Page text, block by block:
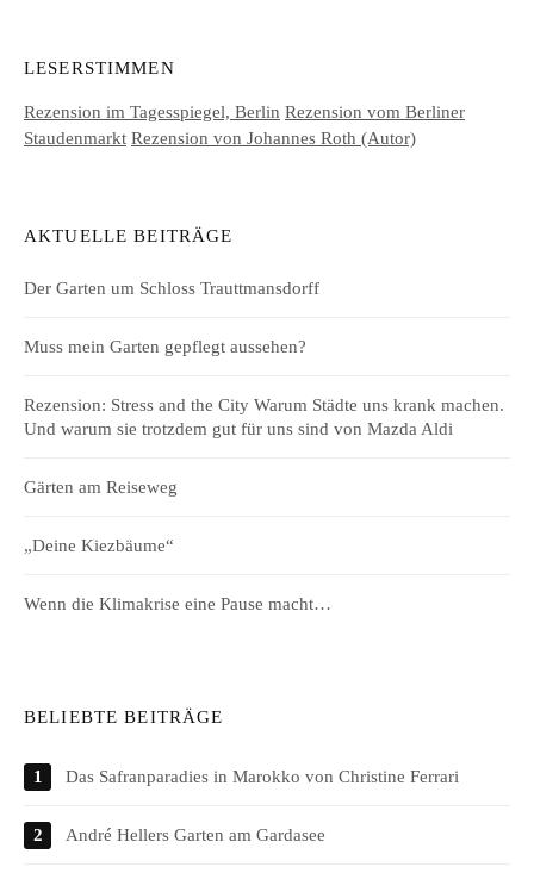
LESERSTIMMEN
Rezension im Tagesspiegel, Berlin Rezension vom Berliner
Staudenmarkt Rezension von Johannes Roth (Autor)
AKTUELLE BEITRÄGE
Der Garten um Schloss Trauttmansdorff
Muss mein Garten gepflegt aussehen?
Rezension: Stress and the City Warum Städte uns krank machen.
Und warum sie trotzdem gut für uns sind von Mazda Aldi
Gärten am Reiseweg
„Deine Kiezbäume“
Wenn die Klimakrise eine Pause macht…
BELIEBTE BEITRÄGE
Das Safranparadies in Marokko von Christine Ferrari
André Hellers Garten am Gardasee